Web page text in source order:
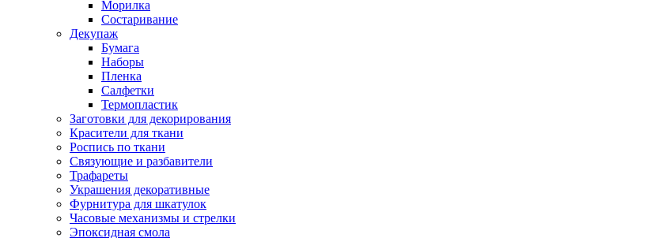
Морилка
Состаривание
Декупаж
Бумага
Наборы
Пленка
Салфетки
Термопластик
Заготовки для декорирования
Красители для ткани
Роспись по ткани
Связующие и разбавители
Трафареты
Украшения декоративные
Фурнитура для шкатулок
Часовые механизмы и стрелки
Эпоксидная смола